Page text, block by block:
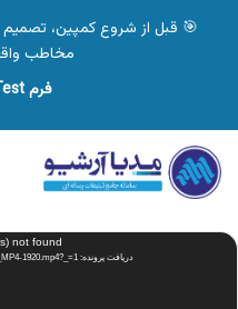
مخاطب
فرم Quick Ad Test
نمایشگر
ویدیو not found
دریافت پرونده: https://cdn.mediaarshiv.ir/uploads/2025/10/ab041027-005-filmnet_MP4-1920.mp4?_=1